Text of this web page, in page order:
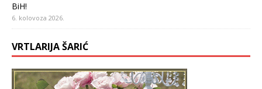
BiH!
6. kolovoza 2026.
VRTLARIJA ŠARIĆ